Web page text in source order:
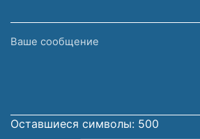
Ваше
Оставшиеся символы: 500